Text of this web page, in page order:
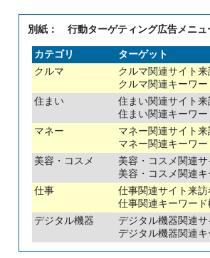
別紙： 行動ターゲティング広告メニュ
カテゴリ
ターゲット
クルマ
クルマ関連サイト来
クルマ関連キーワ
住まい
住まい関連サイト来
住まい関連キーワ
マネー
マネー関連サイト来
マネー関連キーワ
美容・コスメ
美容・コスメ関連
美容・コスメ関連
仕事
仕事関連サイト来訪
仕事関連キーワー
デジタル機器
デジタル機器関連
デジタル機器関連